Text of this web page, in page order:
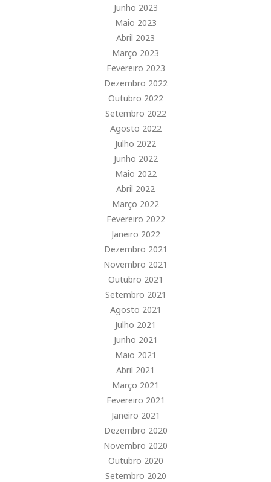
Junho 2023
Maio 2023
Abril 2023
Março 2023
Fevereiro 2023
Dezembro 2022
Outubro 2022
Setembro 2022
Agosto 2022
Julho 2022
Junho 2022
Maio 2022
Abril 2022
Março 2022
Fevereiro 2022
Janeiro 2022
Dezembro 2021
Novembro 2021
Outubro 2021
Setembro 2021
Agosto 2021
Julho 2021
Junho 2021
Maio 2021
Abril 2021
Março 2021
Fevereiro 2021
Janeiro 2021
Dezembro 2020
Novembro 2020
Outubro 2020
Setembro 2020